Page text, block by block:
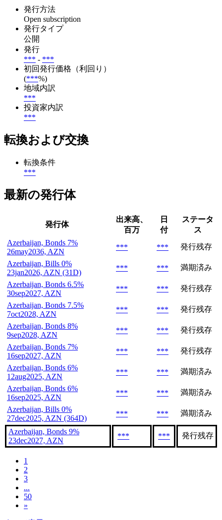
発行方法
Open subscription
発行タイプ
公開
発行
*** - ***
初回発行価格（利回り）
(***%)
地域内訳
***
投資家内訳
***
転換および交換
転換条件
***
最新の発行体
発行体
出来高、
百万
日
付
ステータ
ス
Azerbaijan, Bonds 7%
26may2036, AZN
*** ***
発行残存
Azerbaijan, Bills 0%
23jan2026, AZN (31D)
*** ***
満期済み
Azerbaijan, Bonds 6.5%
30sep2027, AZN
*** ***
発行残存
Azerbaijan, Bonds 7.5%
7oct2028, AZN
*** ***
発行残存
Azerbaijan, Bonds 8%
9sep2028, AZN
*** ***
発行残存
Azerbaijan, Bonds 7%
16sep2027, AZN
*** ***
発行残存
Azerbaijan, Bonds 6%
12aug2025, AZN
*** ***
満期済み
Azerbaijan, Bonds 6%
16sep2025, AZN
*** ***
満期済み
Azerbaijan, Bills 0%
27dec2025, AZN (364D)
*** *** 満期済み
Azerbaijan, Bonds 9%
23dec2027, AZN
*** *** 発行残存
1
2
3
...
50
»